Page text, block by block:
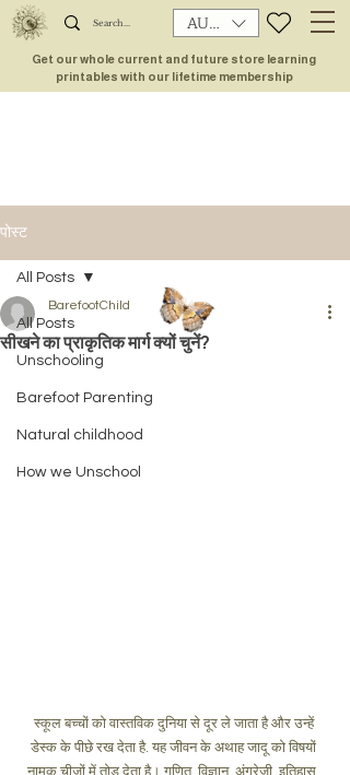
AUD (AU$)
Get our whole current and future store learning
printables with our lifetime membership
पोस्ट
All Posts
Unschooling
Barefoot Parenting
Natural childhood
How we Unschool
All Posts
सीखने का प्राकृतिक मार्ग क्यों चुनें?
BarefootChild
स्कूल बच्चों को वास्तविक दुनिया से दूर ले जाता है और उन्हें
डेस्क के पीछे रख देता है. यह जीवन के अथाह जादू को विषयों
नामक चीजों में तोड़ देता है। गणित, विज्ञान, अंग्रेजी, इतिहास,